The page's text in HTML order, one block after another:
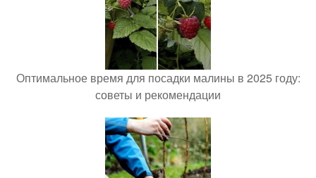
Оптимальное время для посадки малины в 2025 году:
советы и рекомендации